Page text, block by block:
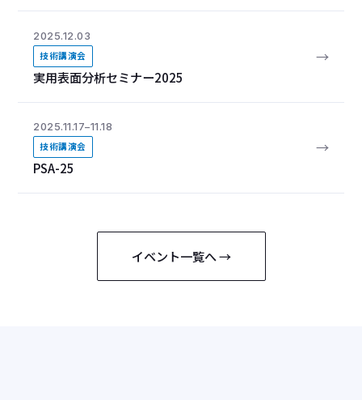
2025.12.03
技術講演会
実用表面分析セミナー2025
→
2025.11.17–11.18
技術講演会
PSA-25
→
イベント一覧へ →